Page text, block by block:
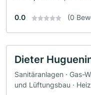
0.0 (0
Dieter
Sanitäranlagen · Gas-
und Lüftungsbau ·